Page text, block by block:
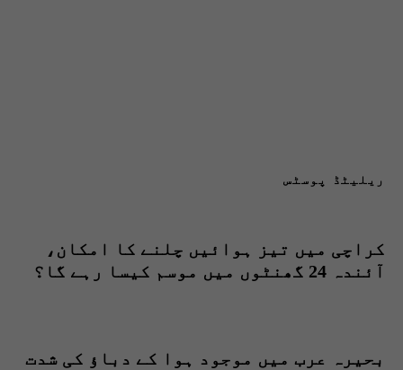
ریلیٹڈ پوسٹس
کراچی میں تیز ہوائیں چلنے کا امکان،
آئندہ 24 گھنٹوں میں موسم کیسا رہے گا؟
بحیرہ عرب میں موجود ہوا کے دباؤ کی شدت